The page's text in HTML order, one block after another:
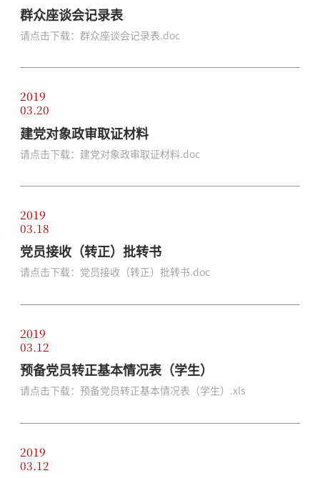
群众座谈会记录表
请点击下载：群众座谈会记录表.doc
2019
03.20
建党对象政审取证材料
请点击下载：建党对象政审取证材料.doc
2019
03.18
党员接收（转正）批转书
请点击下载：党员接收（转正）批转书.doc
2019
03.12
预备党员转正基本情况表（学生）
请点击下载：预备党员转正基本情况表（学生）.xls
2019
03.12